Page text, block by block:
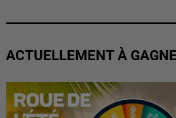
ACTUELLEMENT À